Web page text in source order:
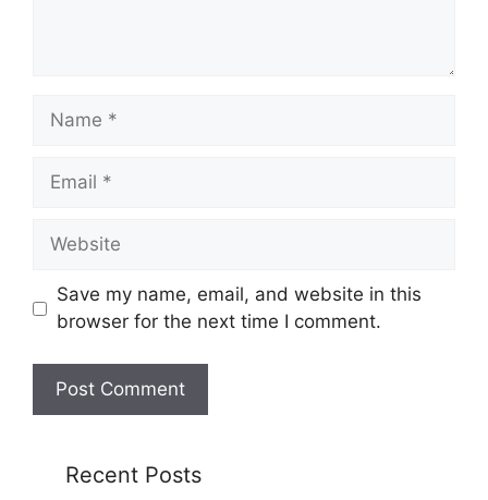
Name
Email
Website
Save my name, email, and website in this
browser for the next time I comment.
Recent Posts